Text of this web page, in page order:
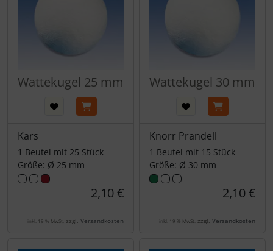
Wattekugel 25 mm
Kars
1 Beutel mit 25 Stück
Größe: Ø 25 mm
2,10 €
inkl. 19 % MwSt. zzgl. Versandkosten
Wattekugel 30 mm
Knorr Prandell
1 Beutel mit 15 Stück
Größe: Ø 30 mm
2,10 €
inkl. 19 % MwSt. zzgl. Versandkosten